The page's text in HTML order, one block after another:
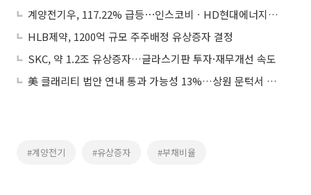
계양전기우, 117.22% 급등⋯인스코비ㆍHD현대에너지솔루션ㆍ흥아해운 등 ↑
HLB제약, 1200억 규모 주주배정 유상증자 결정
SKC, 약 1.2조 유상증자…글라스기판 투자·재무개선 속도
美 클래리티 법안 연내 통과 가능성 13%…상원 문턱서 제동
#계양전기 #유상증자 #부채비율